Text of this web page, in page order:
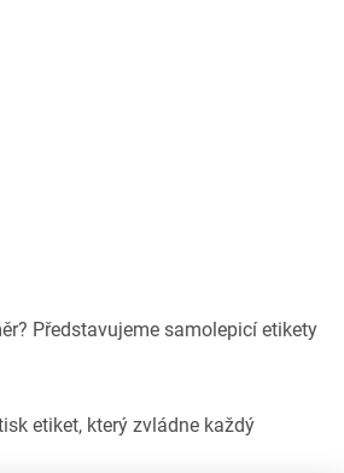
Představujeme samolepicí etikety
etiket, který zvládne každý